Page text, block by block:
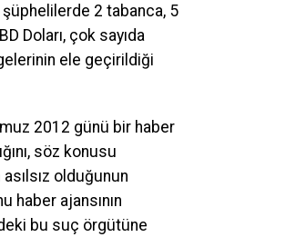
şüphelilerde 2 tabanca, 5
Doları, çok sayıda
ele geçirildiği
2012 günü bir haber
söz konusu
asılsız olduğunun
haber ajansının
bu suç örgütüne